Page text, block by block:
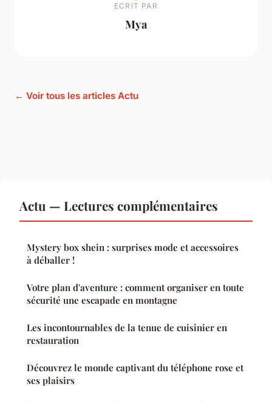
ECRIT PAR
Mya
← Voir tous les articles Actu
Actu — Lectures complémentaires
Mystery box shein : surprises mode et accessoires
à déballer !
Votre plan d'aventure : comment organiser en toute
sécurité une escapade en montagne
Les incontournables de la tenue de cuisinier en
restauration
Découvrez le monde captivant du téléphone rose et
ses plaisirs